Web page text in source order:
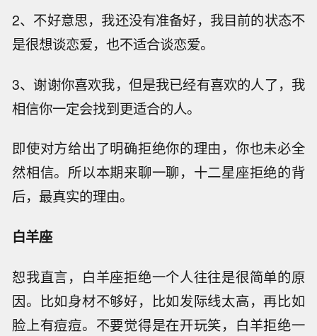
2、不好意思，我还没有准备好，我目前的状态不
是很想谈恋爱，也不适合谈恋爱。
3、谢谢你喜欢我，但是我已经有喜欢的人了，我
相信你一定会找到更适合的人。
即使对方给出了明确拒绝你的理由，你也未必全
然相信。所以本期来聊一聊，十二星座拒绝的背
后，最真实的理由。
白羊座
恕我直言，白羊座拒绝一个人往往是很简单的原
因。比如身材不够好，比如发际线太高，再比如
脸上有痘痘。不要觉得是在开玩笑，白羊拒绝一